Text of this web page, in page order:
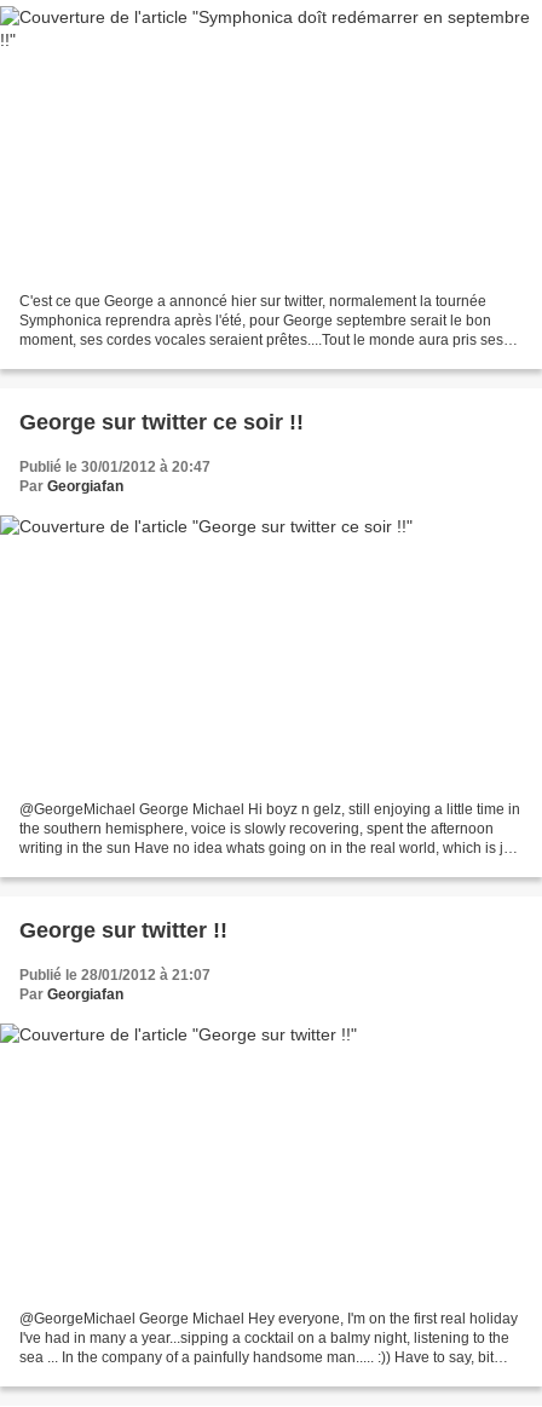
C'est ce que George a annoncé hier sur twitter, normalement la tournée
Symphonica reprendra après l'été, pour George septembre serait le bon
moment, ses cordes vocales seraient prêtes....Tout le monde aura pris ses
George sur twitter ce soir !!
Publié le 30/01/2012 à 20:47
Par Georgiafan
@GeorgeMichael George Michael Hi boyz n gelz, still enjoying a little time in
the southern hemisphere, voice is slowly recovering, spent the afternoon
writing in the sun Have no idea whats going on in the real world, which is just
George sur twitter !!
Publié le 28/01/2012 à 21:07
Par Georgiafan
@GeorgeMichael George Michael Hey everyone, I'm on the first real holiday
I've had in many a year...sipping a cocktail on a balmy night, listening to the
sea ... In the company of a painfully handsome man..... :)) Have to say, bit